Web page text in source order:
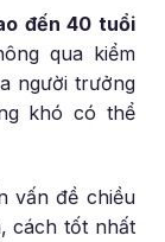
đến 40 tuổi
qua kiểm
người trưởng
khó có thể
vấn đề chiều
cách tốt nhất